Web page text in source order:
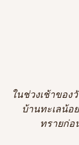
ในช่วงเช้าของ
บ้านทะเลน้อ
ทรายก่อ